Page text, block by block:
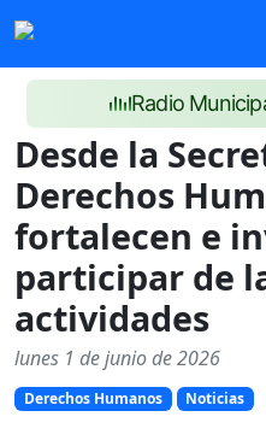
Radio
Desde la
Derechos
fortalecen e
participar de
actividades
lunes 1 de junio de 2026
Derechos Humanos Noticias